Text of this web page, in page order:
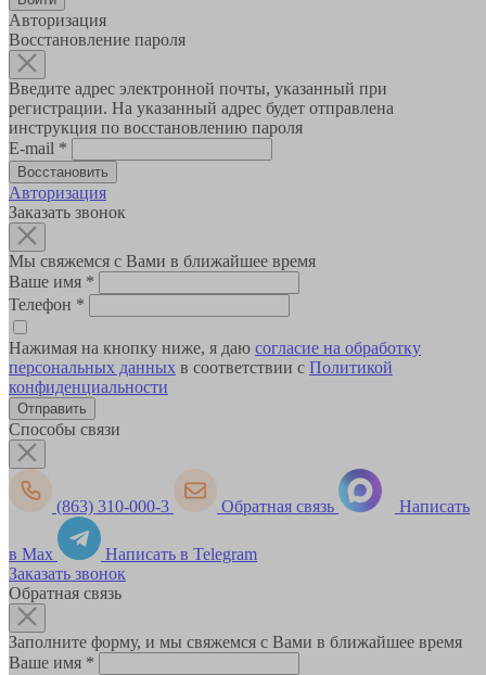
Авторизация
Восстановление пароля
Введите адрес электронной почты, указанный при
регистрации. На указанный адрес будет отправлена
инструкция по восстановлению пароля
E-mail *
Авторизация
Заказать звонок
Мы свяжемся с Вами в ближайшее время
Ваше имя *
Телефон *
Нажимая на кнопку ниже, я даю согласие на обработку
персональных данных в соответствии с Политикой
конфиденциальности
Способы связи
(863) 310-000-3 Обратная связь Написать
в Max
Написать в Telegram
Заказать звонок
Обратная связь
Заполните форму, и мы свяжемся с Вами в ближайшее время
Ваше имя *